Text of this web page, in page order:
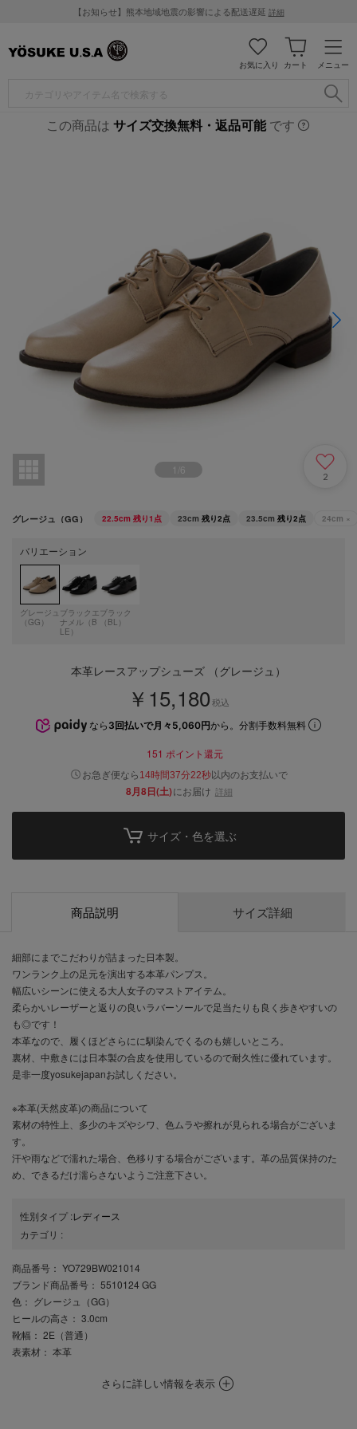
【お知らせ】熊本地域地震の影響による配送遅延 詳細
メニュー
カート
お気に入り
この商品は サイズ交換無料・返品可能です
1 6
2
グレージュ（GG） 22.5cm 残り1点 23cm 残り2点 23.5cm 残り2点 24cm ×
バリエーション
グレージュ
（GG）
ブラックエ
ナメル（B
LE）
ブラック
（BL）
本革レースアップシューズ （グレージュ）
￥15,180 税込
なら 3回払いで月々5,060円から。分割手数料無料
151 ポイント還元
お急ぎ便なら 14時間37分22秒以内のお支払いで
8月8日(土)にお届け 詳細
サイズ・色を選ぶ
商品説明 サイズ詳細
細部にまでこだわりが詰まった日本製。
ワンランク上の足元を演出する本革パンプス。
幅広いシーンに使える大人女子のマストアイテム。
柔らかいレーザーと返りの良いラバーソールで足当たりも良く歩きやすいの
も◎です！
本革なので、履くほどさらにに馴染んでくるのも嬉しいところ。
裏材、中敷きには日本製の合皮を使用しているので耐久性に優れています。
是非一度yosukejapanお試しください。
※本革(天然皮革)の商品について
素材の特性上、多少のキズやシワ、色ムラや擦れが見られる場合がございま
す。
汗や雨などで濡れた場合、色移りする場合がございます。革の品質保持のた
め、できるだけ濡らさないようご注意下さい。
性別タイプ :レディース
カテゴリ :
商品番号 ： YO729BW021014
ブランド商品番号 ： 5510124 GG
色 ： グレージュ（GG）
ヒールの高さ ： 3.0cm
靴幅 ： 2E（普通）
表素材 ： 本革
さらに詳しい情報を表示